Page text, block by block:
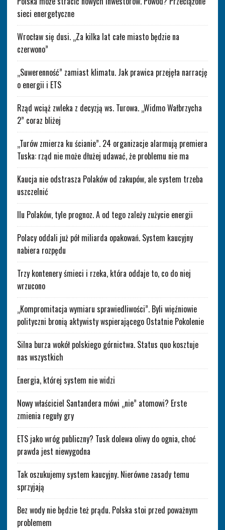
sieci energetyczne
Wrocław się dusi. „Za kilka lat całe miasto będzie na
czerwono”
„Suwerenność” zamiast klimatu. Jak prawica przejęła narrację
o energii i ETS
Rząd wciąż zwleka z decyzją ws. Turowa. „Widmo Wałbrzycha
2” coraz bliżej
„Turów zmierza ku ścianie”. 24 organizacje alarmują premiera
Tuska: rząd nie może dłużej udawać, że problemu nie ma
Kaucja nie odstrasza Polaków od zakupów, ale system trzeba
uszczelnić
Ilu Polaków, tyle prognoz. A od tego zależy zużycie energii
Polacy oddali już pół miliarda opakowań. System kaucyjny
nabiera rozpędu
Trzy kontenery śmieci i rzeka, która oddaje to, co do niej
wrzucono
„Kompromitacja wymiaru sprawiedliwości”. Byli więźniowie
polityczni bronią aktywisty wspierającego Ostatnie Pokolenie
Silna burza wokół polskiego górnictwa. Status quo kosztuje
nas wszystkich
Energia, której system nie widzi
Nowy właściciel Santandera mówi „nie” atomowi? Erste
zmienia reguły gry
ETS jako wróg publiczny? Tusk dolewa oliwy do ognia, choć
prawda jest niewygodna
Tak oszukujemy system kaucyjny. Nierówne zasady temu
sprzyjają
Bez wody nie będzie też prądu. Polska stoi przed poważnym
problemem